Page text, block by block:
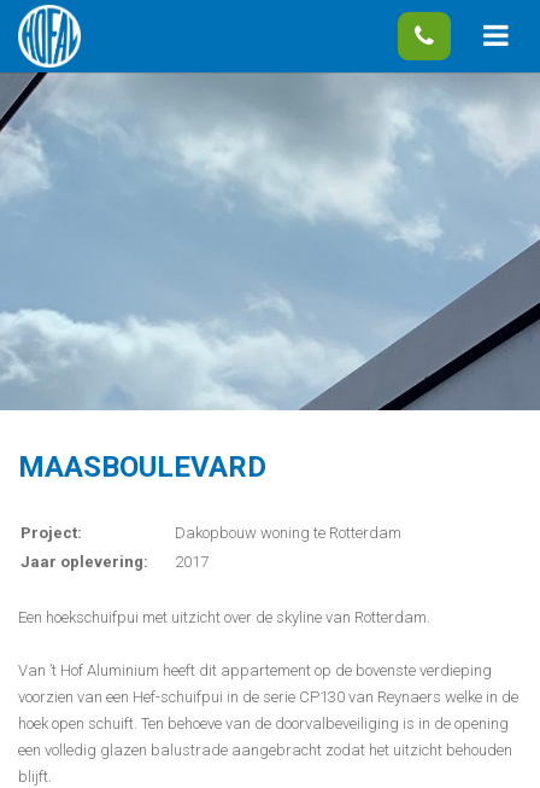
MAASBOULEVARD
Project:
Dakopbouw woning te Rotterdam
Jaar oplevering:
2017
Een hoekschuifpui met uitzicht over de skyline van Rotterdam.
Van ’t Hof Aluminium heeft dit appartement op de bovenste verdieping
voorzien van een Hef-schuifpui in de serie CP130 van Reynaers welke in de
hoek open schuift. Ten behoeve van de doorvalbeveiliging is in de opening
een volledig glazen balustrade aangebracht zodat het uitzicht behouden
blijft.